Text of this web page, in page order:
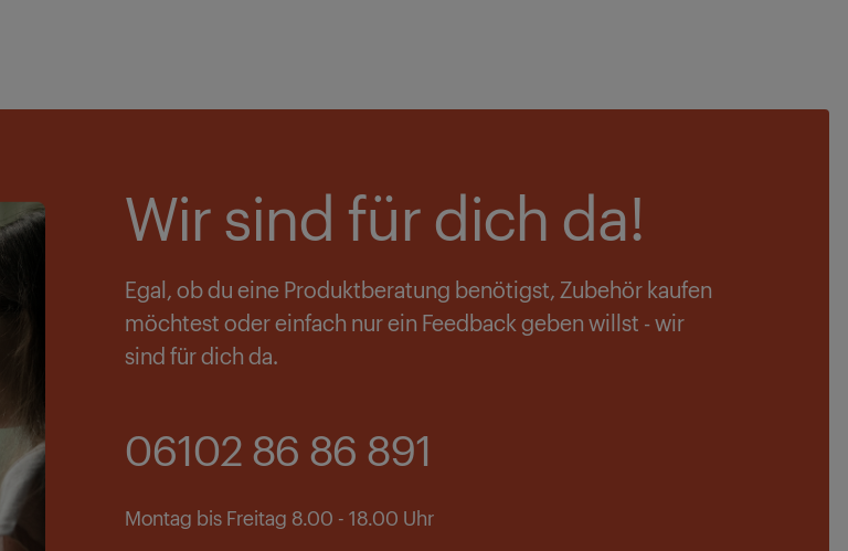
Wir sind für dich da!
Egal, ob du eine Produktberatung benötigst, Zubehör kaufen
möchtest oder einfach nur ein Feedback geben willst - wir
sind für dich da.
06102 86 86 891
Montag bis Freitag 8.00 - 18.00 Uhr